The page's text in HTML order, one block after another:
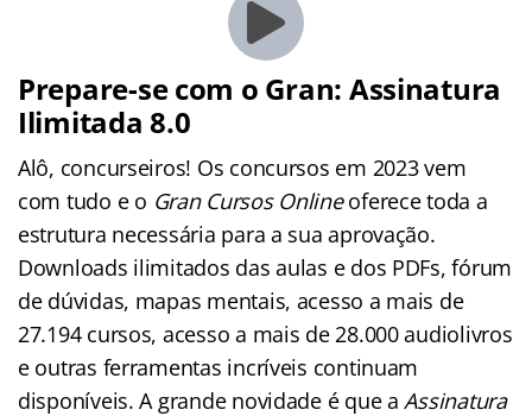
Prepare-se com o Gran: Assinatura
Ilimitada 8.0
Alô, concurseiros! Os concursos em 2023 vem
com tudo e o Gran Cursos Onlineoferece toda a
estrutura necessária para a sua aprovação.
Downloads ilimitados das aulas e dos PDFs, fórum
de dúvidas, mapas mentais, acesso a mais de
27.194 cursos, acesso a mais de 28.000 audiolivros
e outras ferramentas incríveis continuam
disponíveis. A grande novidade é que aAssinatura